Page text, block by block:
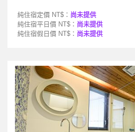
純住宿定價 NT$： 尚未提供
純住宿平日價 NT$： 尚未提供
純住宿假日價 NT$： 尚未提供